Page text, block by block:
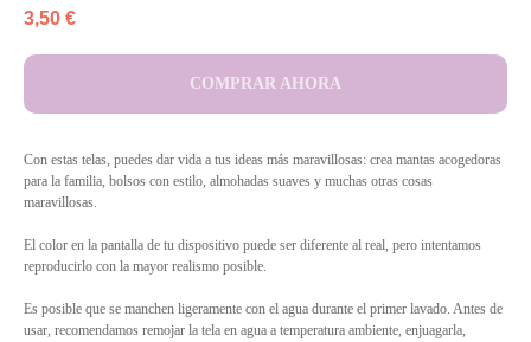
3,50 €
COMPRAR AHORA
Con estas telas, puedes dar vida a tus ideas más maravillosas: crea mantas acogedoras
para la familia, bolsos con estilo, almohadas suaves y muchas otras cosas
maravillosas.
El color en la pantalla de tu dispositivo puede ser diferente al real, pero intentamos
reproducirlo con la mayor realismo posible.
Es posible que se manchen ligeramente con el agua durante el primer lavado. Antes de
usar, recomendamos remojar la tela en agua a temperatura ambiente, enjuagarla,